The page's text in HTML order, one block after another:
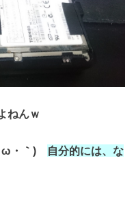
ねんｗ
ω・｀) 自分的には、な